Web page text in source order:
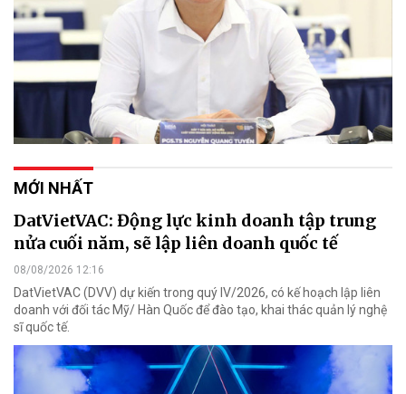
MỚI NHẤT
DatVietVAC: Động lực kinh doanh tập trung
nửa cuối năm, sẽ lập liên doanh quốc tế
08/08/2026 12:16
DatVietVAC (DVV) dự kiến trong quý IV/2026, có kế hoạch lập liên
doanh với đối tác Mỹ/ Hàn Quốc để đào tạo, khai thác quản lý nghệ
sĩ quốc tế.